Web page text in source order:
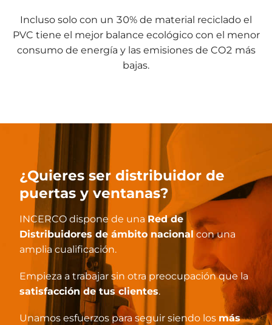
Incluso solo con un 30% de material reciclado el
PVC tiene el mejor balance ecológico con el menor
consumo de energía y las emisiones de CO2 más
bajas.
¿Quieres ser distribuidor de
puertas y ventanas?
INCERCO dispone de una Red de
Distribuidores de ámbito nacionalcon una
amplia cualificación.
Empieza a trabajar sin otra preocupación que la
satisfacción de tus clientes.
Unamos esfuerzos para seguir siendo los más